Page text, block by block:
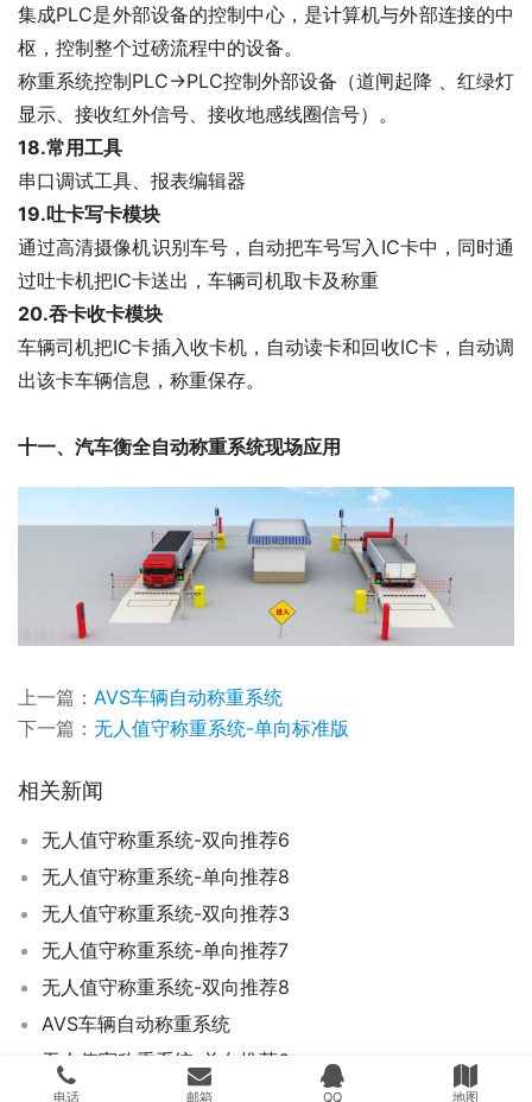
集成PLC是外部设备的控制中心，是计算机与外部连接的中
枢，控制整个过磅流程中的设备。
称重系统控制PLC->PLC控制外部设备（道闸起降 、红绿灯
显示、接收红外信号、接收地感线圈信号）。
18.常用工具
串口调试工具、报表编辑器
19.吐卡写卡模块
通过高清摄像机识别车号，自动把车号写入IC卡中，同时通
过吐卡机把IC卡送出，车辆司机取卡及称重
20.吞卡收卡模块
车辆司机把IC卡插入收卡机，自动读卡和回收IC卡，自动调
出该卡车辆信息，称重保存。
十一、汽车衡全自动称重系统现场应用
上一篇： AVS车辆自动称重系统
下一篇： 无人值守称重系统-单向标准版
相关新闻
无人值守称重系统-双向推荐6
无人值守称重系统-单向推荐8
无人值守称重系统-双向推荐3
无人值守称重系统-单向推荐7
无人值守称重系统-双向推荐8
AVS车辆自动称重系统
无人值守称重系统-单向推荐6
电话 邮箱 QQ 地图